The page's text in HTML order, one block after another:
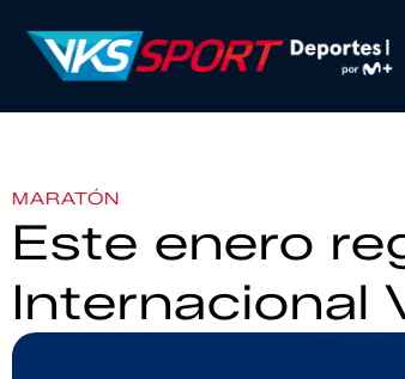
MARATÓN
Este enero
Internacional